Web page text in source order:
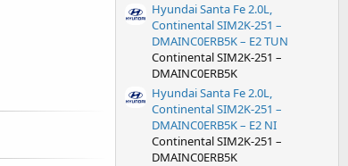
Hyundai Santa Fe 2.0L,
Continental SIM2K-251 –
DMAINC0ERB5K – E2 TUN
Continental SIM2K-251 –
DMAINC0ERB5K
Hyundai Santa Fe 2.0L,
Continental SIM2K-251 –
DMAINC0ERB5K – E2 NI
Continental SIM2K-251 –
DMAINC0ERB5K